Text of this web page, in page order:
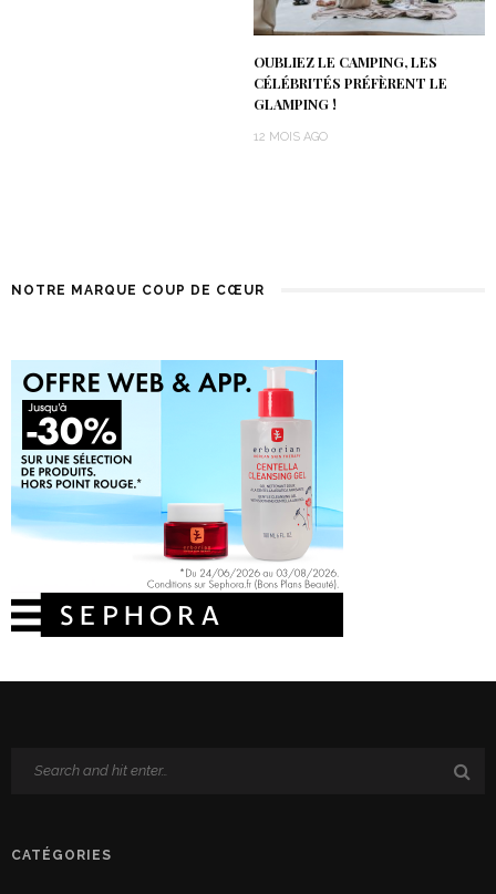
OUBLIEZ LE CAMPING, LES
CÉLÉBRITÉS PRÉFÈRENT LE
GLAMPING !
12 MOIS AGO
NOTRE MARQUE COUP DE CŒUR
CATÉGORIES